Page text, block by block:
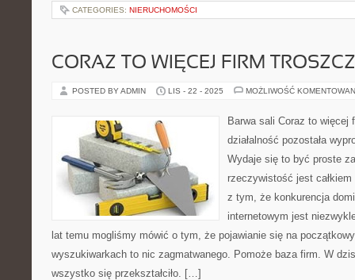
CATEGORIES: NIERUCHOMOŚCI
CORAZ TO WIĘCEJ FIRM
POSTED BY ADMIN LIS - 22 - 2025 MOŻLIWOŚĆ
Barwa sali Coraz to więcej
działalność pozostała
Wydaje się to być proste
rzeczywistość jest
z tym, że konkurencja
internetowym jest
lat temu mogliśmy mówić o tym, że pojawianie się na
wyszukiwarkach to nic zagmatwanego. Pomoże baza firm. W
wszystko się przekształciło. […]